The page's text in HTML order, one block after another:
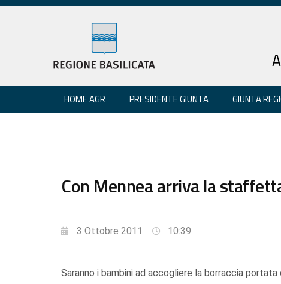
HOME AGR PRESIDENTE GIUNTA GIUNTA
Con Mennea arriva la
3 Ottobre 2011 10:39
Saranno i bambini ad accogliere la borraccia